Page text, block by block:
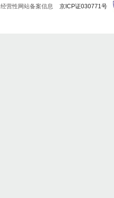
经营性网站备案信息
京ICP证030771号